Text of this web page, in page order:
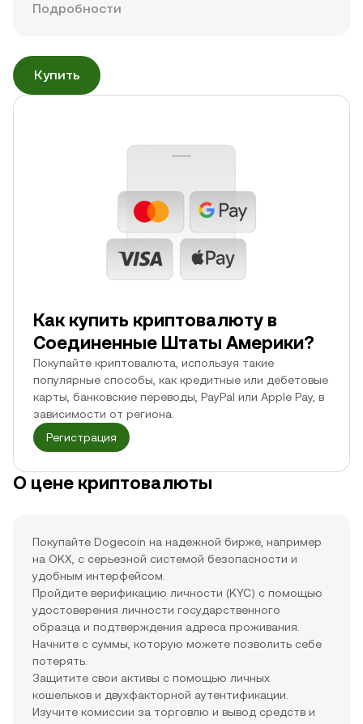
Подробности
Купить
Как купить криптовалюту в
Соединенные Штаты Америки?
Покупайте криптовалюта, используя такие
популярные способы, как кредитные или дебетовые
карты, банковские переводы, PayPal или Apple Pay, в
зависимости от региона.
Регистрация
О цене криптовалюты
Покупайте Dogecoin на надежной бирже, например
на OKX, с серьезной системой безопасности и
удобным интерфейсом.
Пройдите верификацию личности (KYC) с помощью
удостоверения личности государственного
образца и подтверждения адреса проживания.
Начните с суммы, которую можете позволить себе
потерять.
Защитите свои активы с помощью личных
кошельков и двухфакторной аутентификации.
Изучите комиссии за торговлю и вывод средств и